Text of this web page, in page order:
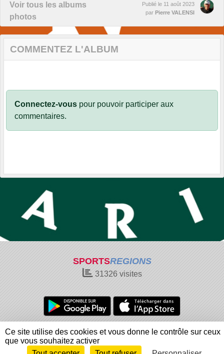
Voir tous les albums
photos
Publié le 11 août 2023
par Pierre VALENSI
COMMENTEZ L'ALBUM
Connectez-vous pour pouvoir participer aux
commentaires.
SPORTSREGIONS
31326visites
Charte cookies
Gestion des cookies
Informations légales
Signaler un contenu inapproprié
Ce site utilise des cookies et vous donne le contrôle sur ceux
que vous souhaitez activer